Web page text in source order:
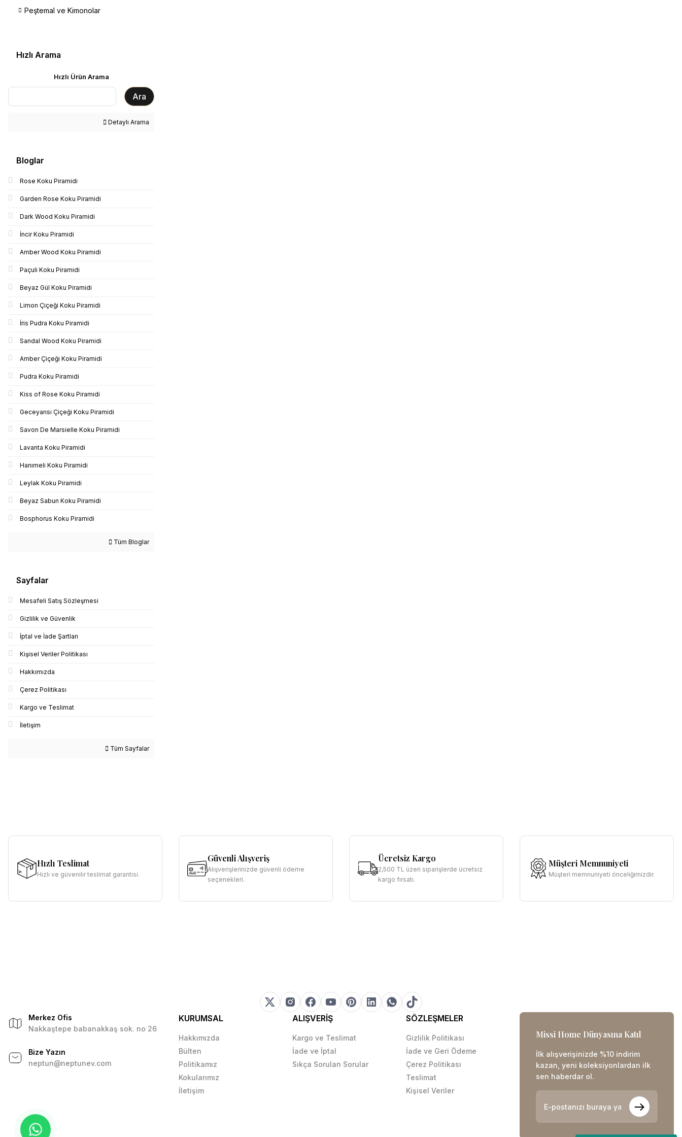
Peştemal ve Kimonolar
Hızlı Arama
Hızlı Ürün Arama
Ara
Detaylı Arama
Bloglar
Rose Koku Piramidi
Garden Rose Koku Piramidi
Dark Wood Koku Piramidi
İncir Koku Piramidi
Amber Wood Koku Piramidi
Paçuli Koku Piramidi
Beyaz Gül Koku Piramidi
Limon Çiçeği Koku Piramidi
İris Pudra Koku Piramidi
Sandal Wood Koku Piramidi
Amber Çiçeği Koku Piramidi
Pudra Koku Piramidi
Kiss of Rose Koku Piramidi
Geceyarısı Çiçeği Koku Piramidi
Savon De Marsielle Koku Piramidi
Lavanta Koku Piramidi
Hanımeli Koku Piramidi
Leylak Koku Piramidi
Beyaz Sabun Koku Piramidi
Bosphorus Koku Piramidi
Tüm Bloglar
Sayfalar
Mesafeli Satış Sözleşmesi
Gizlilik ve Güvenlik
İptal ve İade Şartları
Kişisel Veriler Politikası
Hakkımızda
Çerez Politikası
Kargo ve Teslimat
İletişim
Tüm Sayfalar
Hızlı Teslimat
Hızlı ve güvenilir teslimat garantisi.
Güvenli Alışveriş
Alışverişlerinizde güvenli ödeme
seçenekleri.
Ücretsiz Kargo
2,500 TL üzeri siparişlerde ücretsiz
kargo fırsatı.
Müşteri Memnuniyeti
Müşteri memnuniyeti önceliğimizdir.
Merkez Ofis
Nakkaştepe babanakkaş sok. no 26
Bize Yazın
neptun@neptunev.com
KURUMSAL
Hakkımızda
Bülten
Politikamız
Kokularımız
İletişim
ALIŞVERİŞ
Kargo ve Teslimat
İade ve İptal
Sıkça Sorulan Sorular
SÖZLEŞMELER
Gizlilik Politikası
İade ve Geri Ödeme
Çerez Politikası
Teslimat
Kişisel Veriler
Missi Home Dünyasına Katıl
İlk alışverişinizde %10 indirim
kazan, yeni koleksiyonlardan ilk
sen haberdar ol.